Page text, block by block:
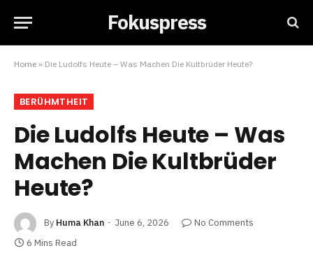
Fokuspress
Home » Die Ludolfs Heute – Was Machen Die Kultbrüder Heute?
BERÜHMTHEIT
Die Ludolfs Heute – Was
Machen Die Kultbrüder
Heute?
By Huma Khan June 6, 2026
No Comments
6 Mins Read